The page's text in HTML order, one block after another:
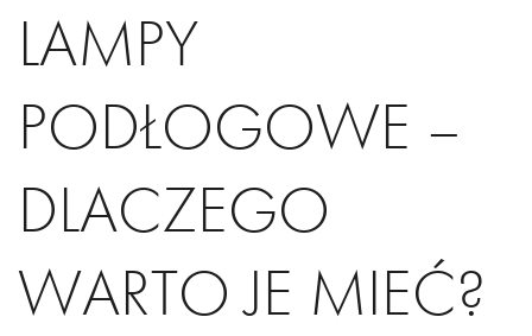
LAMPY
PODŁOGOWE –
DLACZEGO
WARTO JE MIEĆ?